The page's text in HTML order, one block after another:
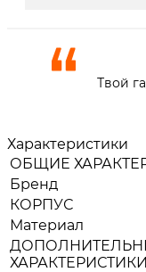
Твой
Характеристики
ОБЩИЕ
Бренд
КОРПУС
Материал
ХАРАКТЕРИСТИКИ